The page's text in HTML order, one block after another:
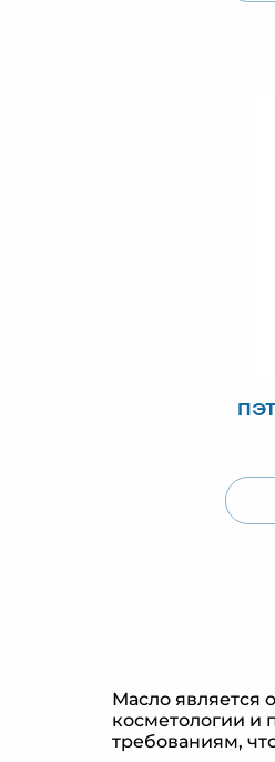
Масло является
косметологии и
требованиям,